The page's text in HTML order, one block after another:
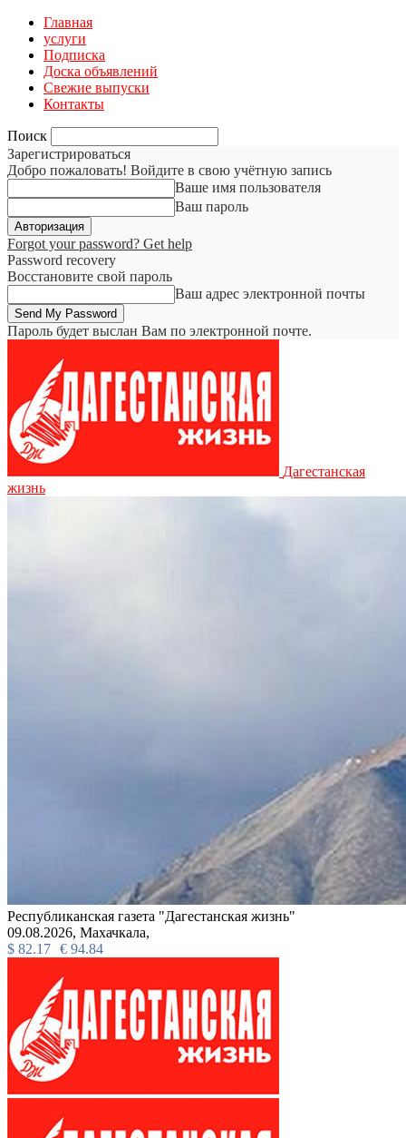
Главная
услуги
Подписка
Доска объявлений
Свежие выпуски
Контакты
Поиск
Зарегистрироваться
Добро пожаловать! Войдите в свою учётную запись
Ваше имя пользователя
Ваш пароль
Forgot your password? Get help
Password recovery
Восстановите свой пароль
Ваш адрес электронной почты
Пароль будет выслан Вам по электронной почте.
Дагестанская
жизнь
Республиканская газета "Дагестанская жизнь"
09.08.2026, Махачкала,
$ 82.17 € 94.84